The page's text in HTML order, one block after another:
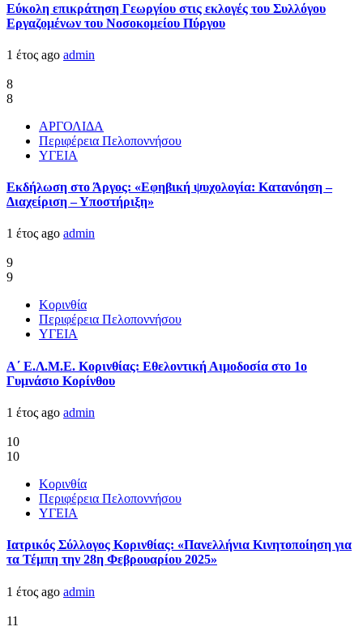
Εύκολη επικράτηση Γεωργίου στις εκλογές του Συλλόγου
Εργαζομένων του Νοσοκομείου Πύργου
1 έτος ago admin
8
8
ΑΡΓΟΛΙΔΑ
Περιφέρεια Πελοποννήσου
ΥΓΕΙΑ
Εκδήλωση στο Άργος: «Εφηβική ψυχολογία: Κατανόηση –
Διαχείριση – Υποστήριξη»
1 έτος ago admin
9
9
Κορινθία
Περιφέρεια Πελοποννήσου
ΥΓΕΙΑ
Α΄ Ε.Λ.Μ.Ε. Κορινθίας: Εθελοντική Αιμοδοσία στο 1ο
Γυμνάσιο Κορίνθου
1 έτος ago admin
10
10
Κορινθία
Περιφέρεια Πελοποννήσου
ΥΓΕΙΑ
Ιατρικός Σύλλογος Κορινθίας: «Πανελλήνια Κινητοποίηση για
τα Τέμπη την 28η Φεβρουαρίου 2025»
1 έτος ago admin
11